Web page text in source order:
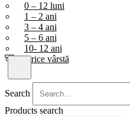
0 – 12 luni
1 – 2 ani
3 – 4 ani
5 – 6 ani
10- 12 ani
Orice vârstă
Search
Products search